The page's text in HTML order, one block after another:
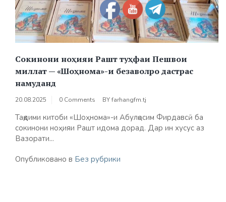
Сокинони ноҳияи Рашт туҳфаи Пешвои
миллат — «Шоҳнома»-и безаволро дастрас
намуданд
20.08.2025 0 Comments BYfarhangfm.tj
Тақдими китоби «Шоҳнома»-и Абулқосим Фирдавсӣ ба
сокинони ноҳияи Рашт идома дорад. Дар ин хусус аз
Вазорати...
Опубликовано в Без рубрики